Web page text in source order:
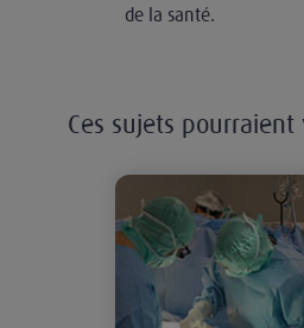
de la santé.
Ces sujets